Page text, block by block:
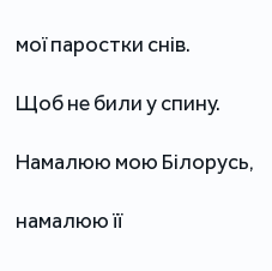
мої паростки снів.
Щоб не били у спину.
Намалюю мою Білорусь,
намалюю її